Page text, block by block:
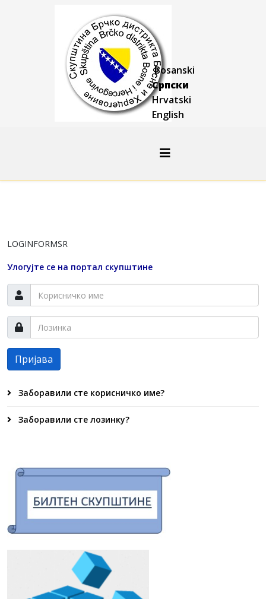
Bosanski
Српски
Hrvatski
English
LOGINFORMSR
Улогујте се на портал скупштине
Пријава
Заборавили сте корисничко име?
Заборавили сте лозинку?